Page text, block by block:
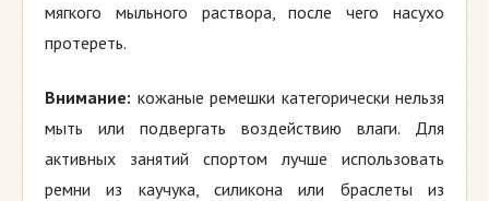
мягкого мыльного раствора, после чего насухо
протереть.
Внимание: кожаные ремешки категорически нельзя
мыть или подвергать воздействию влаги. Для
активных занятий спортом лучше использовать
ремни из каучука, силикона или браслеты из